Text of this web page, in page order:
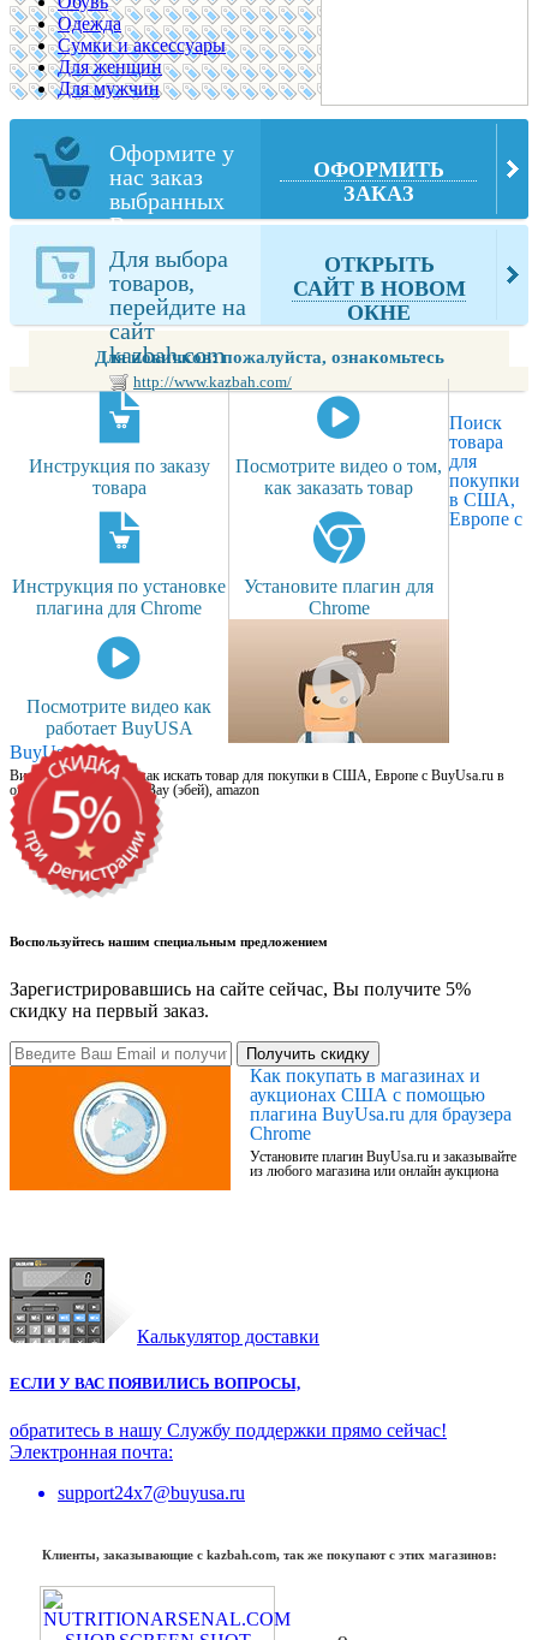
Одежда
Сумки и аксессуары
Для женщин
Для мужчин
Оформите у
нас заказ
выбранных
Вами товаров
из kazbah.com
ОФОРМИТЬ
ЗАКАЗ
Для выбора
товаров,
перейдите на
сайт
kazbah.com
http://www.kazbah.com/
ОТКРЫТЬ
САЙТ В НОВОМ
ОКНЕ
Для новичков: пожалуйста, ознакомьтесь
Инструкция по заказу
товара
Посмотрите видео о том,
как заказать товар
Инструкция по установке
плагина для Chrome
Установите плагин для
Chrome
Посмотрите видео как
работает BuyUSA
Поиск
товара
для
покупки
в США,
Европе с
BuyUsa.ru
Видео для новичков: как искать товар для покупки в США, Европе с BuyUsa.ru в
онлайн магазинах, на eBay (эбей), amazon
Воспользуйтесь нашим специальным предложением
Зарегистрировавшись на сайте сейчас, Вы получите 5%
скидку на первый заказ.
Получить скидку
Как покупать в магазинах и
аукционах США с помощью
плагина BuyUsa.ru для браузера
Chrome
Установите плагин BuyUsa.ru и заказывайте
из любого магазина или онлайн аукциона
Калькулятор доставки
ЕСЛИ У ВАС ПОЯВИЛИСЬ ВОПРОСЫ,
обратитесь в нашу Службу поддержки прямо сейчас!
Электронная почта:
support24x7@buyusa.ru
Клиенты, заказывающие с kazbah.com, так же покупают с этих магазинов: